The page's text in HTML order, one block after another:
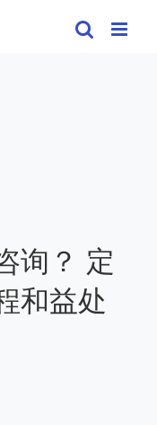
询？ 定
和益处